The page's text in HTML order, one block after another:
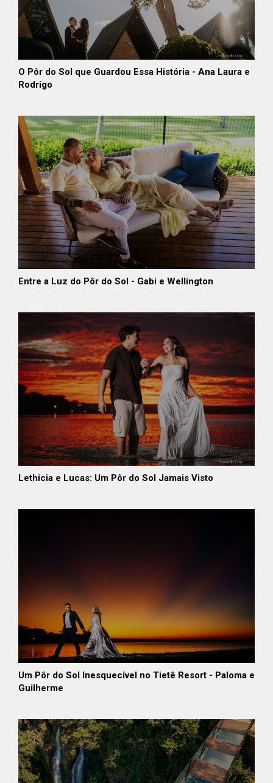
O Pôr do Sol que Guardou Essa História - Ana Laura e
Rodrigo
Entre a Luz do Pôr do Sol - Gabi e Wellington
Lethicia e Lucas: Um Pôr do Sol Jamais Visto
Um Pôr do Sol Inesquecível no Tietê Resort - Paloma e
Guilherme